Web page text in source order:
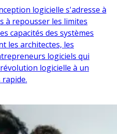
logicielle s'adresse à
à repousser les limites
capacités des systèmes
les architectes, les
logiciels qui
logicielle à un